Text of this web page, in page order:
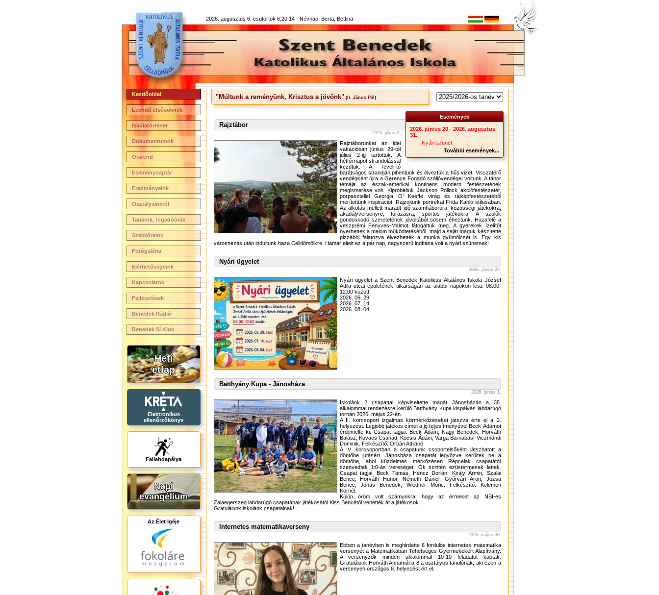
2026. augusztus 6. csütörtök 6:20:14 - Névnap: Berta, Bettina
Kezdőoldal
Leendő elsősöknek
Iskolatörténet
Dokumentumok
Órarend
Eseménynaptár
Eredményeink
Osztályainkról
Tanárok, fogadóórák
Szakköreink
Fotógaléria
Elérhetőségeink
Kapcsolatok
Fejlesztések
Benedek Rádió
Benedek Sí Klub
Heti
étlap
Elektronikus
ellenőrzőkönyv
Fallabdapálya
Napi
evangélium
Az Élet Igéje
"Múltunk a reményünk, Krisztus a jövőnk" (II. János Pál)
Események
2026. június 20 - 2026. augusztus
31.
Nyári szünet
További események...
Rajztábor
2026. július 2.
Rajztáborunkat az idei
vakációban június 29-től
július 2-ig tartottuk. A
hétfői napot strandolással
kezdtük. A Teveli-tó
barátságos strandján pihentünk és élveztük a hűs vizet. Visszatérő
vendégként újra a Gerence Fogadó szállóvendégei voltunk. A tábor
témája az észak-amerikai kontinens modern festészetének
megismerése volt. Kipróbáltuk Jackson Pollock akciófestészetét,
porpasztellel Georgia O’ Keeffe virág és tájképfestészetéből
merítettünk inspirációt. Rajzoltunk portrékat Frida Kahlo stílusában.
Az alkotás mellett maradt idő számháborúra, közösségi játékokra,
akadályversenyre, túrázásra, sportos játékokra. A szülők
gondoskodó szeretetének jóvoltából sosem éheztünk. Hazafelé a
veszprémi Fenyves-Malmot látogattuk meg. A gyerekek ízelítőt
nyerhettek a malom működtetéséből, majd a saját maguk készítette
pizzából falatozva élvezhették a munka gyümölcsét is. Egy kis
városnézés után indultunk haza Celldömölkre. Hamar eltelt ez a pár nap, nagyszerű indítása volt a nyári szünetnek!
Nyári ügyelet
2026. június 25.
Nyári ügyelet a Szent Benedek Katolikus Általános Iskola József
Attila utcai épületének titkárságán az alábbi napokon lesz 08:00-
12:00 között:
2026. 06. 29.
2026. 07. 14.
2026. 08. 04.
Batthyány Kupa - Jánosháza
2026. június 1.
Iskolánk 2 csapattal képviseltette magát Jánosházán a 35.
alkalommal rendezésre kerülő Batthyány Kupa kispályás labdarúgó
tornán 2026. május 22-én.
A II. korcsoport izgalmas körmérkőzéseket játszva érte el a 2.
helyezést. Legjobb játékos címet a jó teljesítményével Beck Ádámot
érdemelte ki. Csapat tagjai: Beck Ádám, Nagy Benedek, Horváth
Balász, Kovács Csanád, Kocsis Ádám, Varga Barnabás, Viczmándi
Dominik. Felkészítő: Orbán Attiláné
A IV. korcsoportban a csapatunk csoportelsőként játszhatott a
döntőbe jutásért. Jánosháza csapatát legyőzve kerültek be a
döntőbe, ahol küzdelmes mérkőzésen Répcelak csapatától
szenvedtek 1:0-ás vereséget. Ők szintén ezüstérmesek lettek.
Csapat tagjai: Beck Tamás, Hencz Dorián, Király Ármin, Szalai
Bence, Horváth Hunor, Németh Dániel, Győrvári Áron, Józsa
Bence, Jónás Benedek, Wiedner Móric. Felkészítő: Kelemen
Kornél.
Külön öröm volt számunkra, hogy az érmeket az NBI-es
Zalaegerszeg labdarúgó csapatának játékosától Kiss Bencétől vehették át a játékosok.
Gratulálunk iskolánk csapatainak!
Internetes matematikaverseny
2026. május 30.
Ebben a tanévben is meghirdette 6 fordulós internetes matematika
versenyét a Matematikában Tehetséges Gyermekekért Alapítvány.
A versenyzők minden alkalommal 10-10 feladatot kaptak.
Gratulálunk Horváth Annamária 8.a osztályos tanulónak, aki ezen a
versenyen országos 8. helyezést ért el.